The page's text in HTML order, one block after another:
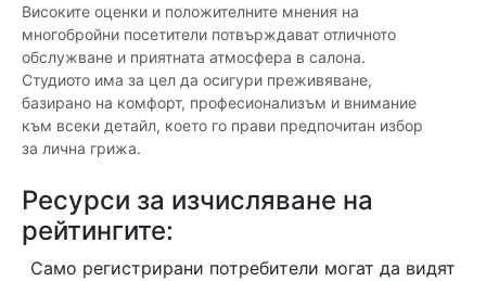
Високите оценки и положителните мнения на
многобройни посетители потвърждават отличното
обслужване и приятната атмосфера в салона.
Студиото има за цел да осигури преживяване,
базирано на комфорт, професионализъм и внимание
към всеки детайл, което го прави предпочитан избор
за лична грижа.
Ресурси за изчисляване на
рейтингите:
Само регистрирани потребители могат да видят